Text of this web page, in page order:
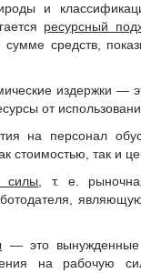
и
ресурсный
средств,
издержки —
от
на персонал
стоимостью, так и
силы , т. е.
— это вынужденные
на рабочую